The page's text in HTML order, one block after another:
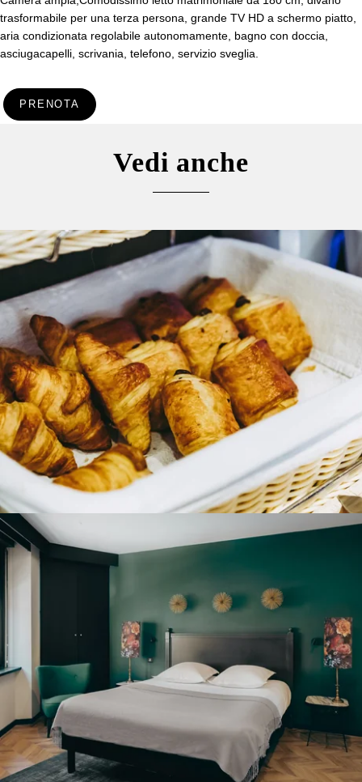
trasformabile per una terza persona, grande TV HD a schermo piatto,
aria condizionata regolabile autonomamente, bagno con doccia,
asciugacapelli, scrivania, telefono, servizio sveglia.
PRENOTA
Vedi anche
Reclutamento
Messaggio :
*Campi obbligatori